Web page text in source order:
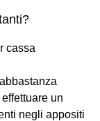
cassa
un
negli appositi